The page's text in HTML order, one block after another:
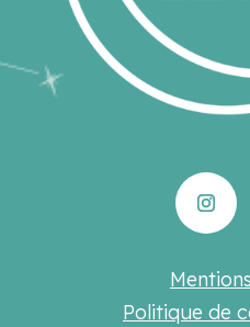
Politique de